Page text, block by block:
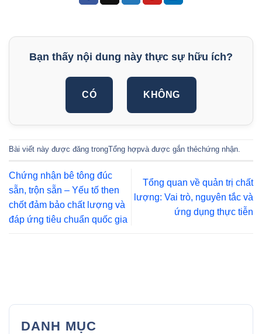
Bạn thấy nội dung này thực sự hữu ích?
CÓ KHÔNG
Bài viết này được đăng trongTổng hợpvà được gắn thẻchứng nhận
Chứng nhận bê tông đúc
sẵn, trộn sẵn – Yếu tố then
chốt đảm bảo chất lượng và
đáp ứng tiêu chuẩn quốc gia
Tổng quan về quản trị chất
lượng: Vai trò, nguyên tắc và
ứng dụng thực tiễn
DANH MỤC